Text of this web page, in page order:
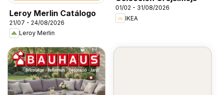
Leroy Merlin Catálogo
21/07 - 24/08/2026
Leroy Merlin
01/02 - 31/08/2026
IKEA